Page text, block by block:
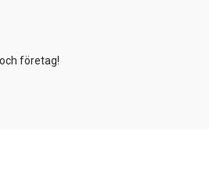
företag!